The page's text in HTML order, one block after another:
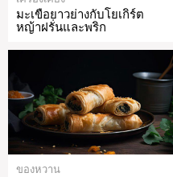
มะเขือยาวย่างกับโยเกิร์ต
หญ้าฝรั่นและพริก
ของหวาน